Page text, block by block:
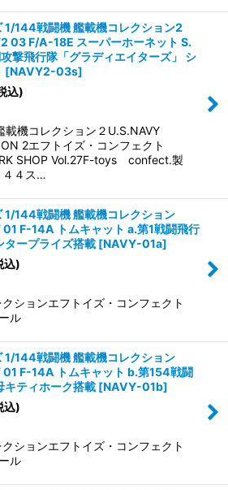
1/144戦闘機 艦載機コレクション2
03 F/A-18E スーパーホーネット S.
撃飛行隊「グラディエイターズ」 シ
[NAVY2-03s]
込)
載機コレクション２U.S.NAVY
2エフトイズ・コンフェクト
SHOP Vol.27F-toys confect.製
４ス…
1/144戦闘機 艦載機コレクション
F-14A トムキャット a.第1戦闘飛行
タープライズ搭載 [NAVY-01a]
込)
クションエフトイズ・コンフェクト
ル
1/144戦闘機 艦載機コレクション
01 F-14A トムキャット b.第154戦闘
キティホーク搭載 [NAVY-01b]
込)
クションエフトイズ・コンフェクト
ル